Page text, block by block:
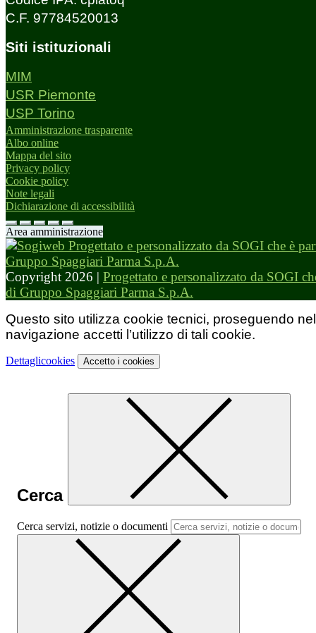
C.F. 97784520013
Siti istituzionali
MIM
USR Piemonte
USP Torino
Amministrazione trasparente
Albo online
Mappa del sito
Privacy policy
Cookie policy
Note legali
Dichiarazione di accessibilità
Area amministrazione
Copyright 2026 | Progettato e personalizzato da SOGI
di Gruppo Spaggiari Parma S.p.A.
Questo sito utilizza cookie tecnici, proseguendo
navigazione accetti l’utilizzo di tali cookie.
Dettaglicookies Accetto i cookies
Cerca
Cerca servizi, notizie o documenti